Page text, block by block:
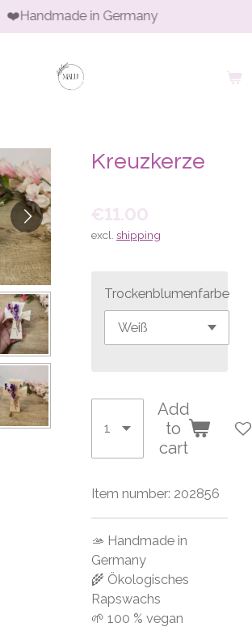
❤️Handmade in Germany
Kreuzkerze
€11.00
excl. shipping
Trockenblumenfarbe
Add
to
cart
Item number: 202856
🫴 Handmade in
Germany
🌾 Ökologisches
Rapswachs
🌱 100 % vegan